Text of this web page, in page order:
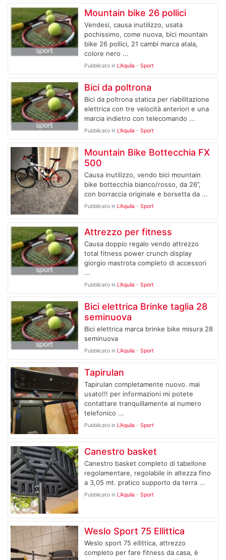
Mountain bike 26 pollici
Vendesi, causa inutilizzo, usata
pochissimo, come nuova, bici mountain
bike 26 pollici, 21 cambi marca atala,
colore nero ...
Pubblicato in L'Aquila - Sport
Bici da poltrona
Bici da poltrona statica per riabilitazione
elettrica con tre velocità anteriori e una
marcia indietro con telecomando ...
Pubblicato in L'Aquila - Sport
Mountain Bike Bottecchia FX
500
Causa inutilizzo, vendo bici mountain
bike bottecchia bianco/rosso, da 26’’,
con borraccia originale e borsetta da ...
Pubblicato in L'Aquila - Sport
Attrezzo per fitness
Causa doppio regalo vendo attrezzo
total fitness power crunch display
giorgio mastrota completo di accessori
...
Pubblicato in L'Aquila - Sport
Bici elettrica Brinke taglia 28
seminuova
Bici elettrica marca brinke bike misura 28
seminuova
Pubblicato in L'Aquila - Sport
Tapirulan
Tapirulan completamente nuovo. mai
usato!!! per informazioni mi potete
contattare tranquillamente al numero
telefonico ...
Pubblicato in L'Aquila - Sport
Canestro basket
Canestro basket completo di tabellone
regolamentare, regolabile in altezza fino
a 3,05 mt. pratico supporto da terra ...
Pubblicato in L'Aquila - Sport
Weslo Sport 75 Ellittica
Weslo sport 75 ellittica, attrezzo
completo per fare fitness da casa, è